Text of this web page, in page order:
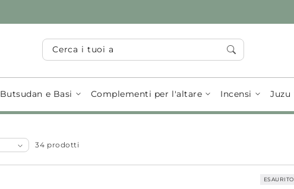
Cerca i tuoi articoli...
Butsudan e Basi Complementi per l'altare Incensi Juzu
34 prodotti
ESAURITO